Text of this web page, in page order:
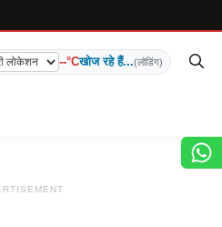
--°Cखोज रहे हैं...(लोडिंग)